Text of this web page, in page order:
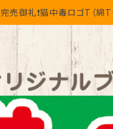
完売御礼❗猫中毒ロゴT（綿T